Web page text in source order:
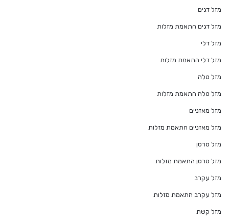
מזל דגים
מזל דגים התאמת מזלות
מזל דלי
מזל דלי התאמת מזלות
מזל טלה
מזל טלה התאמת מזלות
מזל מאזניים
מזל מאזניים התאמת מזלות
מזל סרטן
מזל סרטן התאמת מזלות
מזל עקרב
מזל עקרב התאמת מזלות
מזל קשת